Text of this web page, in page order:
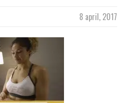
8 april, 2017